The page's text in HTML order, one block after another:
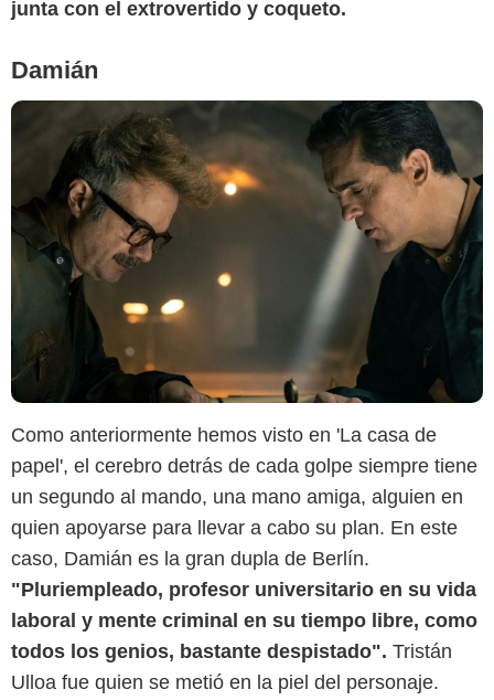
junta con el extrovertido y coqueto.
Damián
Como anteriormente hemos visto en 'La casa de
papel', el cerebro detrás de cada golpe siempre tiene
un segundo al mando, una mano amiga, alguien en
quien apoyarse para llevar a cabo su plan. En este
caso, Damián es la gran dupla de Berlín.
"Pluriempleado, profesor universitario en su vida
laboral y mente criminal en su tiempo libre, como
todos los genios, bastante despistado". Tristán
Ulloa fue quien se metió en la piel del personaje.
Tamara Arranz/Netflix